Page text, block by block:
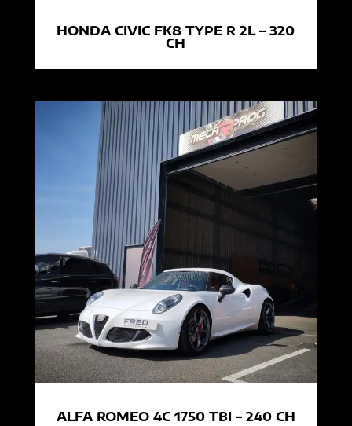
HONDA CIVIC FK8 TYPE R 2L – 320
CH
ALFA ROMEO 4C 1750 TBI – 240 CH